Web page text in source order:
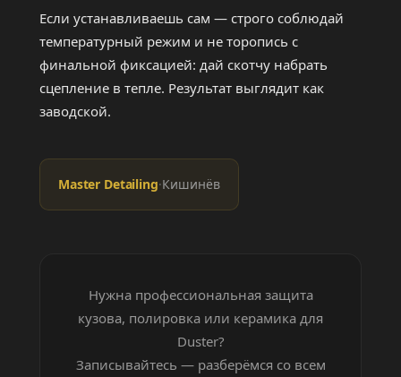
Если устанавливаешь сам — строго соблюдай
температурный режим и не торопись с
финальной фиксацией: дай скотчу набрать
сцепление в тепле. Результат выглядит как
заводской.
Master Detailing·Кишинёв
Нужна профессиональная защита
кузова, полировка или керамика для
Duster?
Записывайтесь — разберёмся со всем